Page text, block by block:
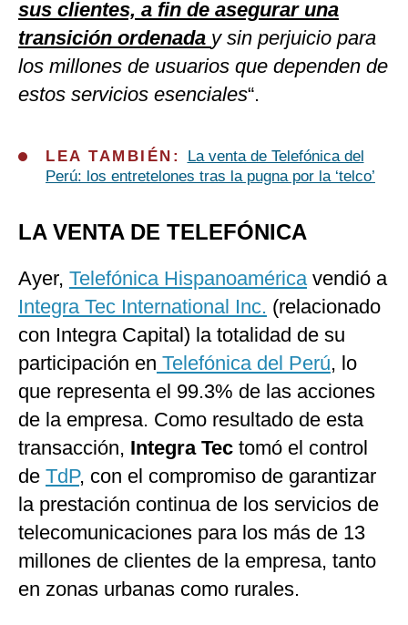
sus clientes, a fin de asegurar una
transición ordenada y sin perjuicio para
los millones de usuarios que dependen de
estos servicios esenciales“.
LEA TAMBIÉN:
La venta de Telefónica del
Perú: los entretelones tras la pugna por la ‘telco’
LA VENTA DE TELEFÓNICA
Ayer, Telefónica Hispanoaméricavendió a
Integra Tec International Inc. (relacionado
con Integra Capital) la totalidad de su
participación en Telefónica del Perú, lo
que representa el 99.3% de las acciones
de la empresa. Como resultado de esta
transacción, Integra Tec tomó el control
de TdP, con el compromiso de garantizar
la prestación continua de los servicios de
telecomunicaciones para los más de 13
millones de clientes de la empresa, tanto
en zonas urbanas como rurales.